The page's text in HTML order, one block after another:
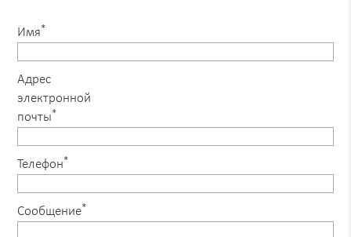
Имя*
Адрес
электронной
почты*
Телефон*
Сообщение*